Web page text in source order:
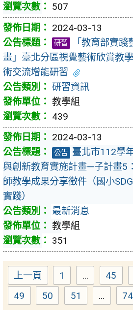
507
2024-03-13
研習
「教育部實
畫」臺北分區視覺藝術欣賞教
術交流增能研習
研習資訊
教學組
439
2024-03-13
公告 臺北市112學
與創新教育實施計畫—子計畫5
師教學成果分享徵件（國小
實踐）
最新消息
教學組
351
上一頁 Page
1 ... Page
45
Page
49 Page
50 Page
51 ... 74